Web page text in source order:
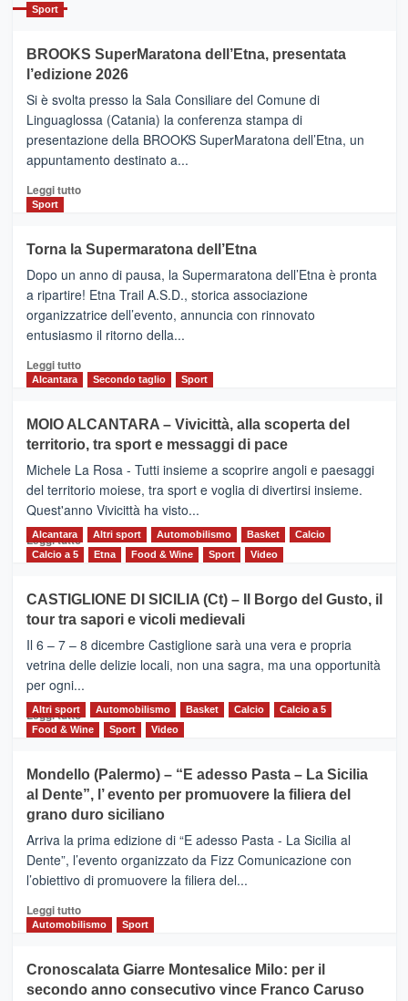
con
la
Al
via
i
collegamenti
Sport
BROOKS SuperMaratona dell’Etna, presentata
l’edizione 2026
Si è svolta presso la Sala Consiliare del Comune di
Linguaglossa (Catania) la conferenza stampa di
presentazione della BROOKS SuperMaratona dell’Etna, un
appuntamento destinato a...
Leggi tuttoLeggi
BROOKS
SuperMaratona
dell’Etna,
presentata
l’edizione
2026
Sport
Torna la Supermaratona dell’Etna
Dopo un anno di pausa, la Supermaratona dell’Etna è pronta
a ripartire! Etna Trail A.S.D., storica associazione
organizzatrice dell’evento, annuncia con rinnovato
entusiasmo il ritorno della...
Leggi tuttoLeggi
Torna
la
Supermaratona
dell’Etna
Alcantara Secondo taglio Sport
MOIO ALCANTARA – Vivicittà, alla scoperta del
territorio, tra sport e messaggi di pace
Michele La Rosa - Tutti insieme a scoprire angoli e paesaggi
del territorio moiese, tra sport e voglia di divertirsi insieme.
Quest'anno Vivicittà ha visto...
Leggi tutto Leggi
MOIO
ALCANTARA
–
Vivicittà,
alla
scoperta
del
territorio,
e
messaggi
di
Alcantara Altri sport Automobilismo Basket
Calcio
Calcio a 5
Etna Food & Wine Sport Video
CASTIGLIONE DI SICILIA (Ct) – Il Borgo del Gusto, il
tour tra sapori e vicoli medievali
Il 6 – 7 – 8 dicembre Castiglione sarà una vera e propria
vetrina delle delizie locali, non una sagra, ma una opportunità
per ogni...
Leggi tuttoLeggi
di
CASTIGLIONE
DI
SICILIA
(Ct)
–
Il
Borgo
Gusto,
il
tra
sapori
Altri sport Automobilismo Basket Calcio
Calcio a 5
Food & Wine
Sport Video
Mondello (Palermo) – “E adesso Pasta – La Sicilia
al Dente”, l’ evento per promuovere la filiera del
grano duro siciliano
Arriva la prima edizione di “E adesso Pasta - La Sicilia al
Dente”, l’evento organizzato da Fizz Comunicazione con
l’obiettivo di promuovere la filiera del...
Leggi tuttoLeggi
di
Mondello
(Palermo)
Automobilismo Sport
Cronoscalata Giarre Montesalice Milo: per il
secondo anno consecutivo vince Franco Caruso